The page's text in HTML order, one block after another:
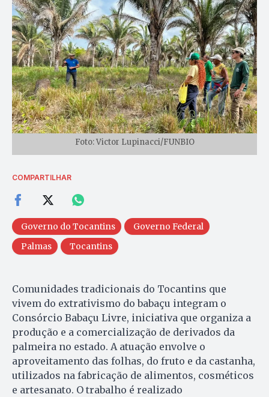
Foto: Victor Lupinacci/FUNBIO
COMPARTILHAR
Governo do Tocantins
Governo Federal
Palmas
Tocantins
Comunidades tradicionais do Tocantins que
vivem do extrativismo do babaçu integram o
Consórcio Babaçu Livre, iniciativa que organiza a
produção e a comercialização de derivados da
palmeira no estado. A atuação envolve o
aproveitamento das folhas, do fruto e da castanha,
utilizados na fabricação de alimentos, cosméticos
e artesanato. O trabalho é realizado